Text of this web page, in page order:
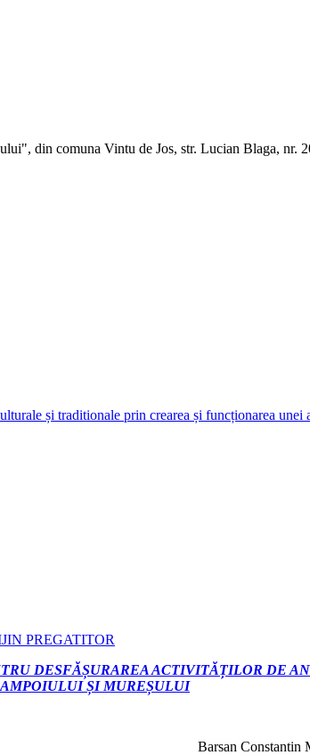
din comuna Vintu de Jos, str. Lucian Blaga, nr.
și traditionale prin crearea și funcționarea unei
PREGATITOR
DESFĂȘURAREA ACTIVITĂȚILOR DE
ȘI MUREȘULUI
Barsan Constantin